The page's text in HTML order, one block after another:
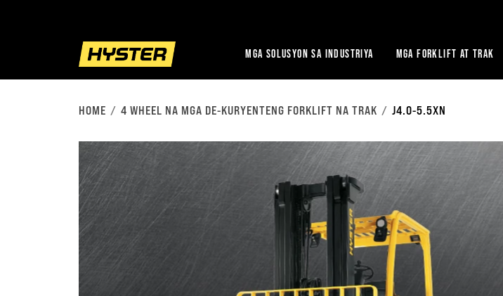
MGA SOLUSYON SA INDUSTRIYA MGA FORKLIFT AT TRAK
HOME 4 WHEEL NA MGA DE-KURYENTENG FORKLIFT NA TRAK J4.0-5.5XN